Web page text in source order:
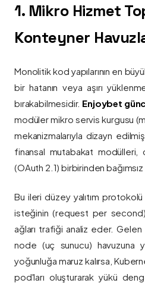
1. Mikro Hizmet
Konteyner
Monolitik kod yapılarının en
bir hatanın veya aşırı
bırakabilmesidir. Enjoybet
modüler mikro servis kurgusu
mekanizmalarıyla dizayn
finansal mutabakat modülleri,
(OAuth 2.1) birbirinden
Bu ileri düzey yalıtım
isteğinin (request per second)
ağları trafiği analiz eder.
node (uç sunucu) havuzuna
yoğunluğa maruz kalırsa,
pod'ları oluşturarak yükü